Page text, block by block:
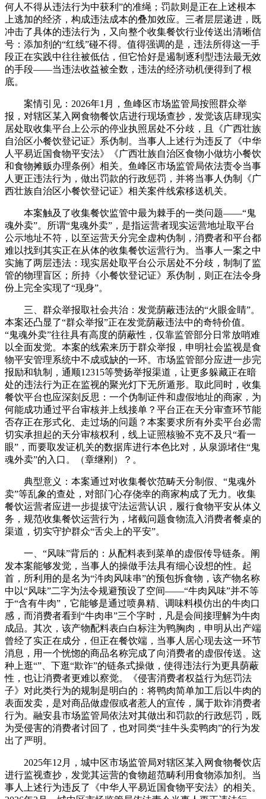
何人不得从违法行为中获利”的准绳；罚款则是正在上述根本
上逃加的经济，构成违法成本的叠加效应。三者层层递进，既
冲击了具体的违法行为，又向整个收集餐饮行业传送出清晰信
号：添加剂的“红线”碰不得。值得强调的是，违法所得这一手
段正在实践中往往被低估，但它恰好是遏制逐利型违法最无效
的手段——当违法收益被全数，违法的经济动机便得到了根
底。
案情引见：2026年1月，鱼峰区市场监管局按照群众举
报，对辖区某入网食物餐饮店进行现场查抄，发觉该店肆现实
居处取收集平台上公示的停业执照居处不分歧，且《广西壮族
自治区小餐饮登记证》系伪制。当事人上述行为违反了《中华
人平易近国食物平安法》《广西壮族自治区食物小做坊小餐饮
和食物摊贩办理条例》相关。鱼峰区市场监管局依法责令当事
人更正违法行为，做出罚款的行政惩罚，并将当事人伪制《广
西壮族自治区小餐饮登记证》相关案件线索移送机关。
本案触及了收集餐饮监管中最为棘手的一类问题——“鬼
魂外卖”。所谓“鬼魂外卖”，是指运营者现实运营地址取平台
公示地址不符，以至运营天分完全虚构伪制，消费者和平台都
难以找到其实正在从体的收集餐饮运营行为。当事人一案之中
实施了两层违法：现实居处取平台公示居处不分歧，制制了监
管的物理盲区；所持《小餐饮登记证》系伪制，则正在法令身
份上完全实现了“现身”。
三、群众举报取社会共治：发觉荫蔽违法的“火眼金睛”。
本案还凸显了“群众举报”正在发觉荫蔽违法中的奇特价值。
“鬼魂外卖”往往具有高度的荫蔽性，仅靠监管部分日常放哨难
以全面发觉。本案的线索来历于群众举报，申明社会监视是食
物平安管理系统中不成或缺的一环。市场监管部分应进一步完
报励和轨制，通顺12315等赞扬举报渠道，让更多躲藏正在暗
处的违法行为正在监视的聚光灯下无所遁形。取此同时，收集
餐饮平台也应深刻反思：一个伪制证件和虚假地址的商家，为
何能成功通过平台审核并上线接单？平台正在天分审查环节能
否存正在形式化、走过场的问题？本案要求所有外卖平台必需
切实承担起的天分审核权利，线上证照核验不克不及只“看一
眼”，而要取发证机关的数据库进行本色比对，从泉源堵住“鬼
魂外卖”的入口。（章继刚）？。
典型意义：本案通过对收集餐饮范畴天分制假、“鬼魂外
卖”等乱象的查处，对部门心存侥幸的商家构成了无力。收集
餐饮运营者应进一步提拔守法运营认识，履行食物平安从体义
务，规范收集餐饮运营行为，堵截问题食物流入消费者餐桌的
渠道，切实守护群众“舌尖上的平安”。
一、“风味”背后的：从配料表到菜单的虚假传导链条。阐
发本案能够发觉，当事人的操做手法具有细心设想的性。起
首，所利用的是名为“汼肉风味串”的预包拆食物，该产物名称
中以“风味”二字为法令规避预设了空间——“牛肉风味”并不等
于“含有牛肉”，它能够是通过喷鼻精、调味料模仿出的牛肉口
感，而消费者看到“牛肉串”三个字时，凡是会间接理解为牛肉
成品。其次，该产物配料表白白标注为鸭胸肉，申明从出产端
曾经了实正在成分，但正在餐饮端，当事人居心现去这一环节
消息，用一个恍惚的商品名称完成了向消费者的虚假传送。这
种上逛“”、下逛“欺诈”的链条式操做，使得违法行为更具荫蔽
性，也让消费者更难以察觉。《侵害消费者权益行为惩罚法
子》对此类行为的规制是明白的：将鸭肉简单加工后以牛肉的
表面发卖，是对商品做虚假或者惹人的宣传，属于欺诈消费者
行为。融安县市场监管局依法对其做出和罚款的行政惩罚，既
为受侵害的消费者讨回了，也对同类“挂牛头卖鸭肉”的行为发
出了严明。
2025年12月，城中区市场监管局对辖区某入网食物餐饮店
进行监视查抄，发觉其运营的食物超范畴利用食物添加剂。当
事人上述行为违反了《中华人平易近国食物平安法》的相关。